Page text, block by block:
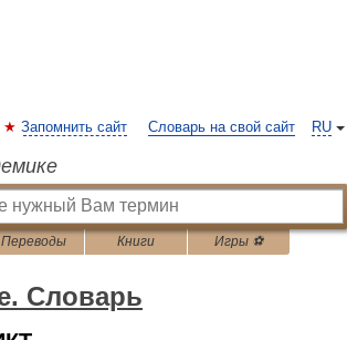
RU
Запомнить сайт Словарь на свой сайт
Переводы Книги Игры ⚽
Словарь